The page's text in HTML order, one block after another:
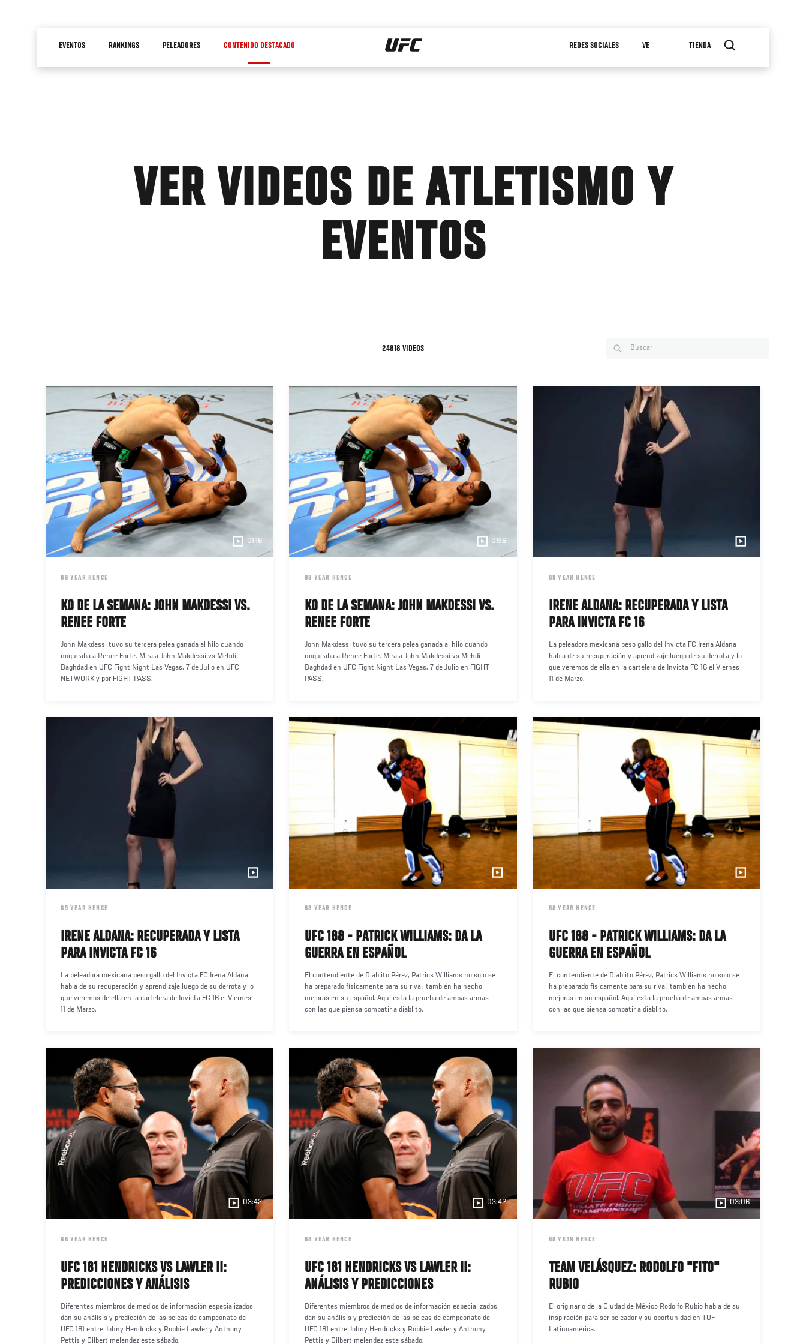
navigation
EVENTOS RANKINGS PELEADORES CONTENIDO DESTACADO REDES SOCIALES VE TIENDA
VER VIDEOS DE ATLETISMO Y
EVENTOS
24818 VIDEOS
01:16
DATE
89 YEAR HENCE
KO DE LA SEMANA: JOHN MAKDESSI VS.
RENEE FORTE
John Makdessi tuvo su tercera pelea ganada al hilo cuando
noqueaba a Renee Forte. Mira a John Makdessi vs Mehdi
Baghdad en UFC Fight Night Las Vegas, 7 de Julio en UFC
NETWORK y por FIGHT PASS.
01:16
DATE
89 YEAR HENCE
KO DE LA SEMANA: JOHN MAKDESSI VS.
RENEE FORTE
John Makdessi tuvo su tercera pelea ganada al hilo cuando
noqueaba a Renee Forte. Mira a John Makdessi vs Mehdi
Baghdad en UFC Fight Night Las Vegas, 7 de Julio en FIGHT
PASS.
DATE
89 YEAR HENCE
IRENE ALDANA: RECUPERADA Y LISTA
PARA INVICTA FC 16
La peleadora mexicana peso gallo del Invicta FC Irena Aldana
habla de su recuperación y aprendizaje luego de su derrota y lo
que veremos de ella en la cartelera de Invicta FC 16 el Viernes
11 de Marzo.
DATE
89 YEAR HENCE
IRENE ALDANA: RECUPERADA Y LISTA
PARA INVICTA FC 16
La peleadora mexicana peso gallo del Invicta FC Irena Aldana
habla de su recuperación y aprendizaje luego de su derrota y lo
que veremos de ella en la cartelera de Invicta FC 16 el Viernes
11 de Marzo.
DATE
88 YEAR HENCE
UFC 188 - PATRICK WILLIAMS: DA LA
GUERRA EN ESPAÑOL
El contendiente de Diablito Pérez, Patrick Williams no solo se
ha preparado físicamente para su rival, también ha hecho
mejoras en su español. Aquí está la prueba de ambas armas
con las que piensa combatir a diablito.
DATE
88 YEAR HENCE
UFC 188 - PATRICK WILLIAMS: DA LA
GUERRA EN ESPAÑOL
El contendiente de Diablito Pérez, Patrick Williams no solo se
ha preparado físicamente para su rival, también ha hecho
mejoras en su español. Aquí está la prueba de ambas armas
con las que piensa combatir a diablito.
03:42
DATE
88 YEAR HENCE
UFC 181 HENDRICKS VS LAWLER II:
PREDICCIONES Y ANÁLISIS
Diferentes miembros de medios de información especializados
dan su análisis y predicción de las peleas de campeonato de
UFC 181 entre Johny Hendricks y Robbie Lawler y Anthony
Pettis y Gilbert melendez este sábado.
03:42
DATE
88 YEAR HENCE
UFC 181 HENDRICKS VS LAWLER II:
ANÁLISIS Y PREDICCIONES
Diferentes miembros de medios de información especializados
dan su análisis y predicción de las peleas de campeonato de
UFC 181 entre Johny Hendricks y Robbie Lawler y Anthony
Pettis y Gilbert melendez este sábado.
03:06
DATE
88 YEAR HENCE
TEAM VELÁSQUEZ: RODOLFO "FITO"
RUBIO
El originario de la Ciudad de México Rodolfo Rubio habla de su
inspiración para ser peleador y su oportunidad en TUF
Latinoamérica.